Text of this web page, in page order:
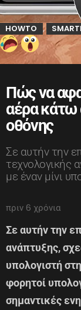
HOWTO ,
Πώς να
αέρα κάτω
οθόνης
Σε αυτήν την
τεχνολογικής
με έναν μίνι
πριν 6 χρόνια
Σε αυτήν την
ανάπτυξης,
υπολογιστή
φορητοί
σημαντικές